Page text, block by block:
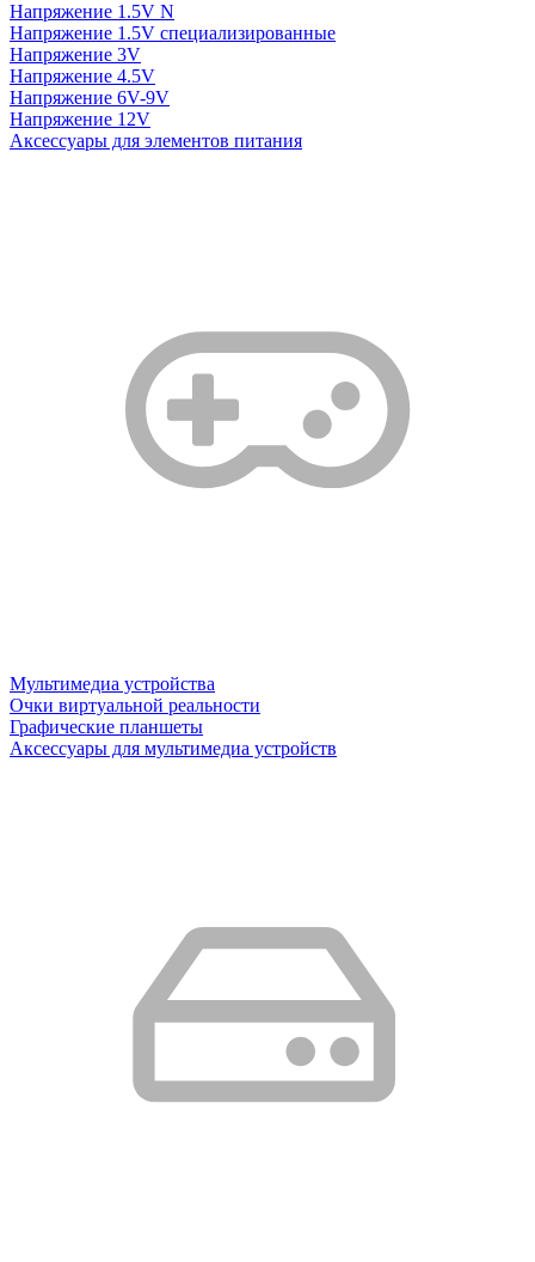
Напряжение 1.5V N
Напряжение 1.5V специализированные
Напряжение 3V
Напряжение 4.5V
Напряжение 6V-9V
Напряжение 12V
Аксессуары для элементов питания
Мультимедиа устройства
Очки виртуальной реальности
Графические планшеты
Аксессуары для мультимедиа устройств